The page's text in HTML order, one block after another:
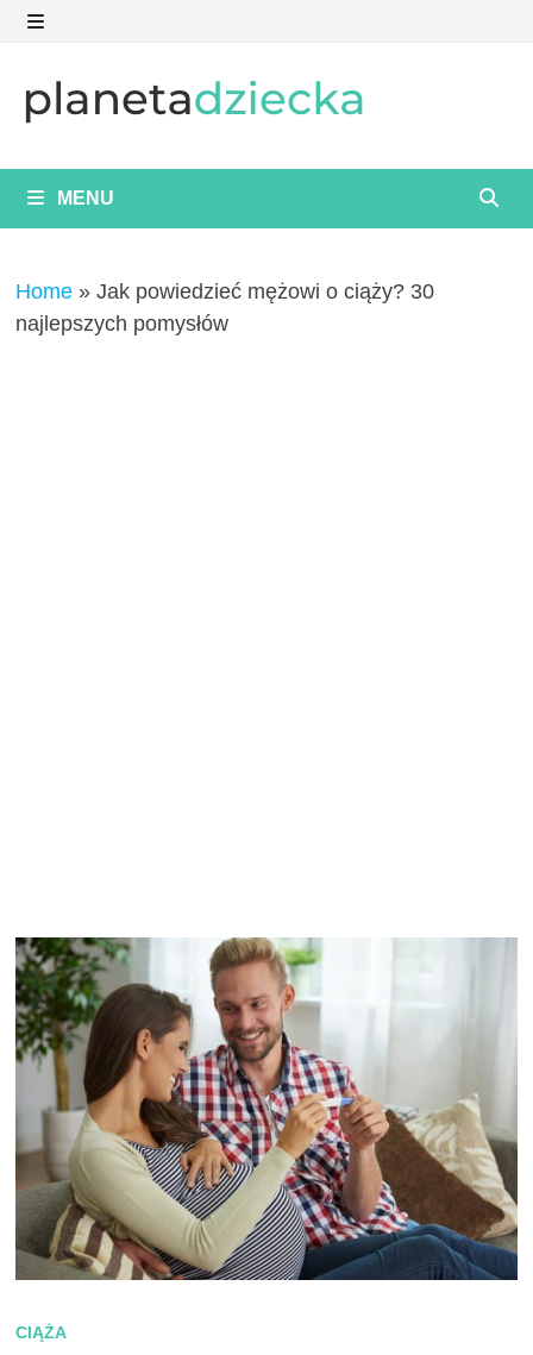
Skip
content
MENU
Home »Jak powiedzieć mężowi o ciąży? 30
najlepszych pomysłów
CIĄŻA